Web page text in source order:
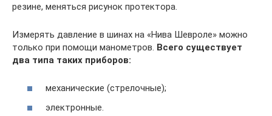
резине, меняться рисунок протектора.
Измерять давление в шинах на «Нива Шевроле» можно
только при помощи манометров. Всего существует
два типа таких приборов:
механические (стрелочные);
электронные.